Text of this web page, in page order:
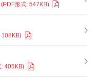
形式: 547KB)
108KB)
405KB)